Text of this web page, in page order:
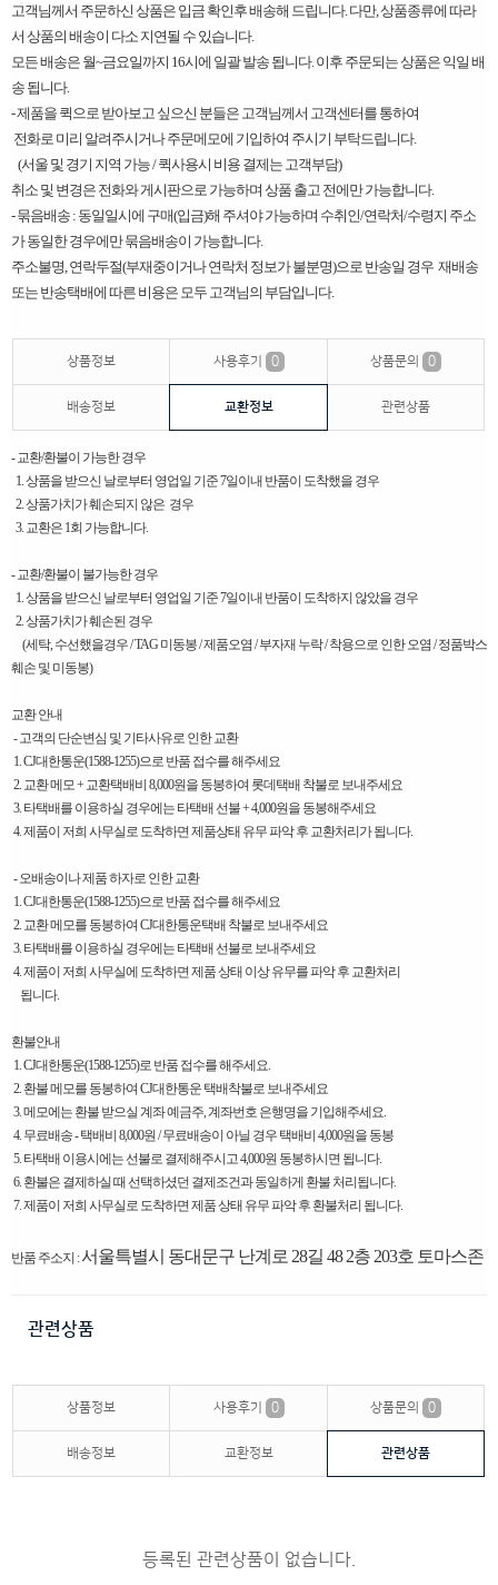
고객님께서 주문하신 상품은 입금 확인후 배송해 드립니다. 다만, 상품종류에 따라
서 상품의 배송이 다소 지연될 수 있습니다.
모든 배송은 월~금요일까지 16시에 일괄 발송 됩니다. 이후 주문되는 상품은 익일 배
송 됩니다.
​-제품을 퀵으로 받아보고 싶으신 분들은 고객님께서 고객센터를 통하여
전화로 미리 알려주시거나 주문메모에 기입하여 주시기 부탁드립니다.
(서울 및 경기 지역 가능 / 퀵사용시 비용 결제는 고객부담)
취소 및 변경은 전화와 게시판으로 가능하며 상품 출고 전에만 가능합니다.
- 묶음배송 : 동일일시에 구매(입금)해 주셔야 가능하며 수취인/연락처/수령지 주소
가 동일한 경우에만 묶음배송이 가능합니다.
주소불명, 연락두절(부재중이거나 연락처 정보가 불분명)으로 반송일 경우 재배송
또는 반송택배에 따른 비용은 모두 고객님의 부담입니다. ​
상품정보 사용후기 0 상품문의 0
배송정보 교환정보 관련상품
- 교환/환불이 가능한 경우
1. 상품을 받으신 날로부터 영업일 기준 7일이내 반품이 도착했을 경우
2. 상품가치가 훼손되지 않은 경우
3. 교환은 1회 가능합니다.
- 교환/환불이 불가능한 경우
1. 상품을 받으신 날로부터 영업일 기준 7일이내 반품이 도착하지 않았을 경우
2. 상품가치가 훼손된 경우
(세탁, 수선했을경우 / TAG 미동봉 / 제품오염 / 부자재 누락 / 착용으로 인한 오염 / 정품박스
훼손 및 미동봉)
교환 안내
- 고객의 단순변심 및 기타사유로 인한 교환
1. CJ대한통운(1588-1255)으로 반품 접수를 해주세요
2. 교환 메모 + 교환택배비 8,000원을 동봉하여 롯데택배 착불로 보내주세요
3. 타택배를 이용하실 경우에는 타택배 선불 + 4,000원을 동봉해주세요
4. 제품이 저희 사무실로 도착하면 제품상태 유무 파악 후 교환처리가 됩니다.
- 오배송이나 제품 하자로 인한 교환
1. CJ대한통운(1588-1255)으로 반품 접수를 해주세요
2. 교환 메모를 동봉하여 CJ대한통운택배 착불로 보내주세요
3. 타택배를 이용하실 경우에는 타택배 선불로 보내주세요
4. 제품이 저희 사무실에 도착하면 제품 상태 이상 유무를 파악 후 교환처리
됩니다.
환불안내
1. CJ대한통운(1588-1255)로 반품 접수를 해주세요.
2. 환불 메모를 동봉하여 CJ대한통운 택배착불로 보내주세요
3. 메모에는 환불 받으실 계좌 예금주, 계좌번호 은행명을 기입해주세요.
4. 무료배송 - 택배비 8,000원 / 무료배송이 아닐 경우 택배비 4,000원을 동봉
5. 타택배 이용시에는 선불로 결제해주시고 4,000원 동봉하시면 됩니다.
6. 환불은 결제하실 때 선택하셨던 결제조건과 동일하게 환불 처리됩니다.
7. 제품이 저희 사무실로 도착하면 제품 상태 유무 파악 후 환불처리 됩니다.
반품 주소지 :서울특별시 동대문구 난계로 28길 48 2층 203호 토마스존
관련상품
상품정보 사용후기 0 상품문의 0
배송정보 교환정보 관련상품
등록된 관련상품이 없습니다.